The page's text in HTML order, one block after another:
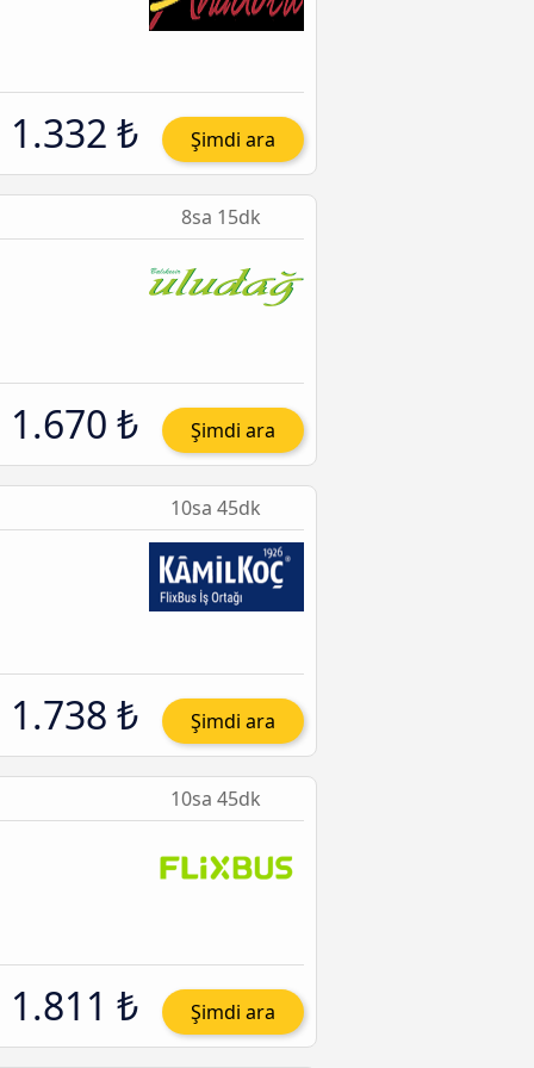
1.332 ₺ Şimdi ara
8sa 15dk
1.670 ₺ Şimdi ara
10sa 45dk
1.738 ₺ Şimdi ara
10sa 45dk
1.811 ₺ Şimdi ara